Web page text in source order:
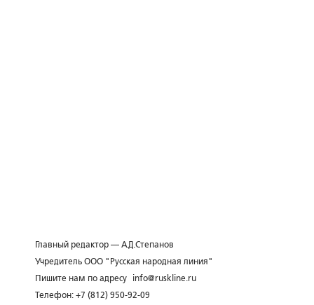
Главный редактор — А.Д.Степанов
Учредитель ООО "Русская народная линия"
Пишите нам по адресу
info@ruskline.ru
Телефон: +7 (812) 950-92-09